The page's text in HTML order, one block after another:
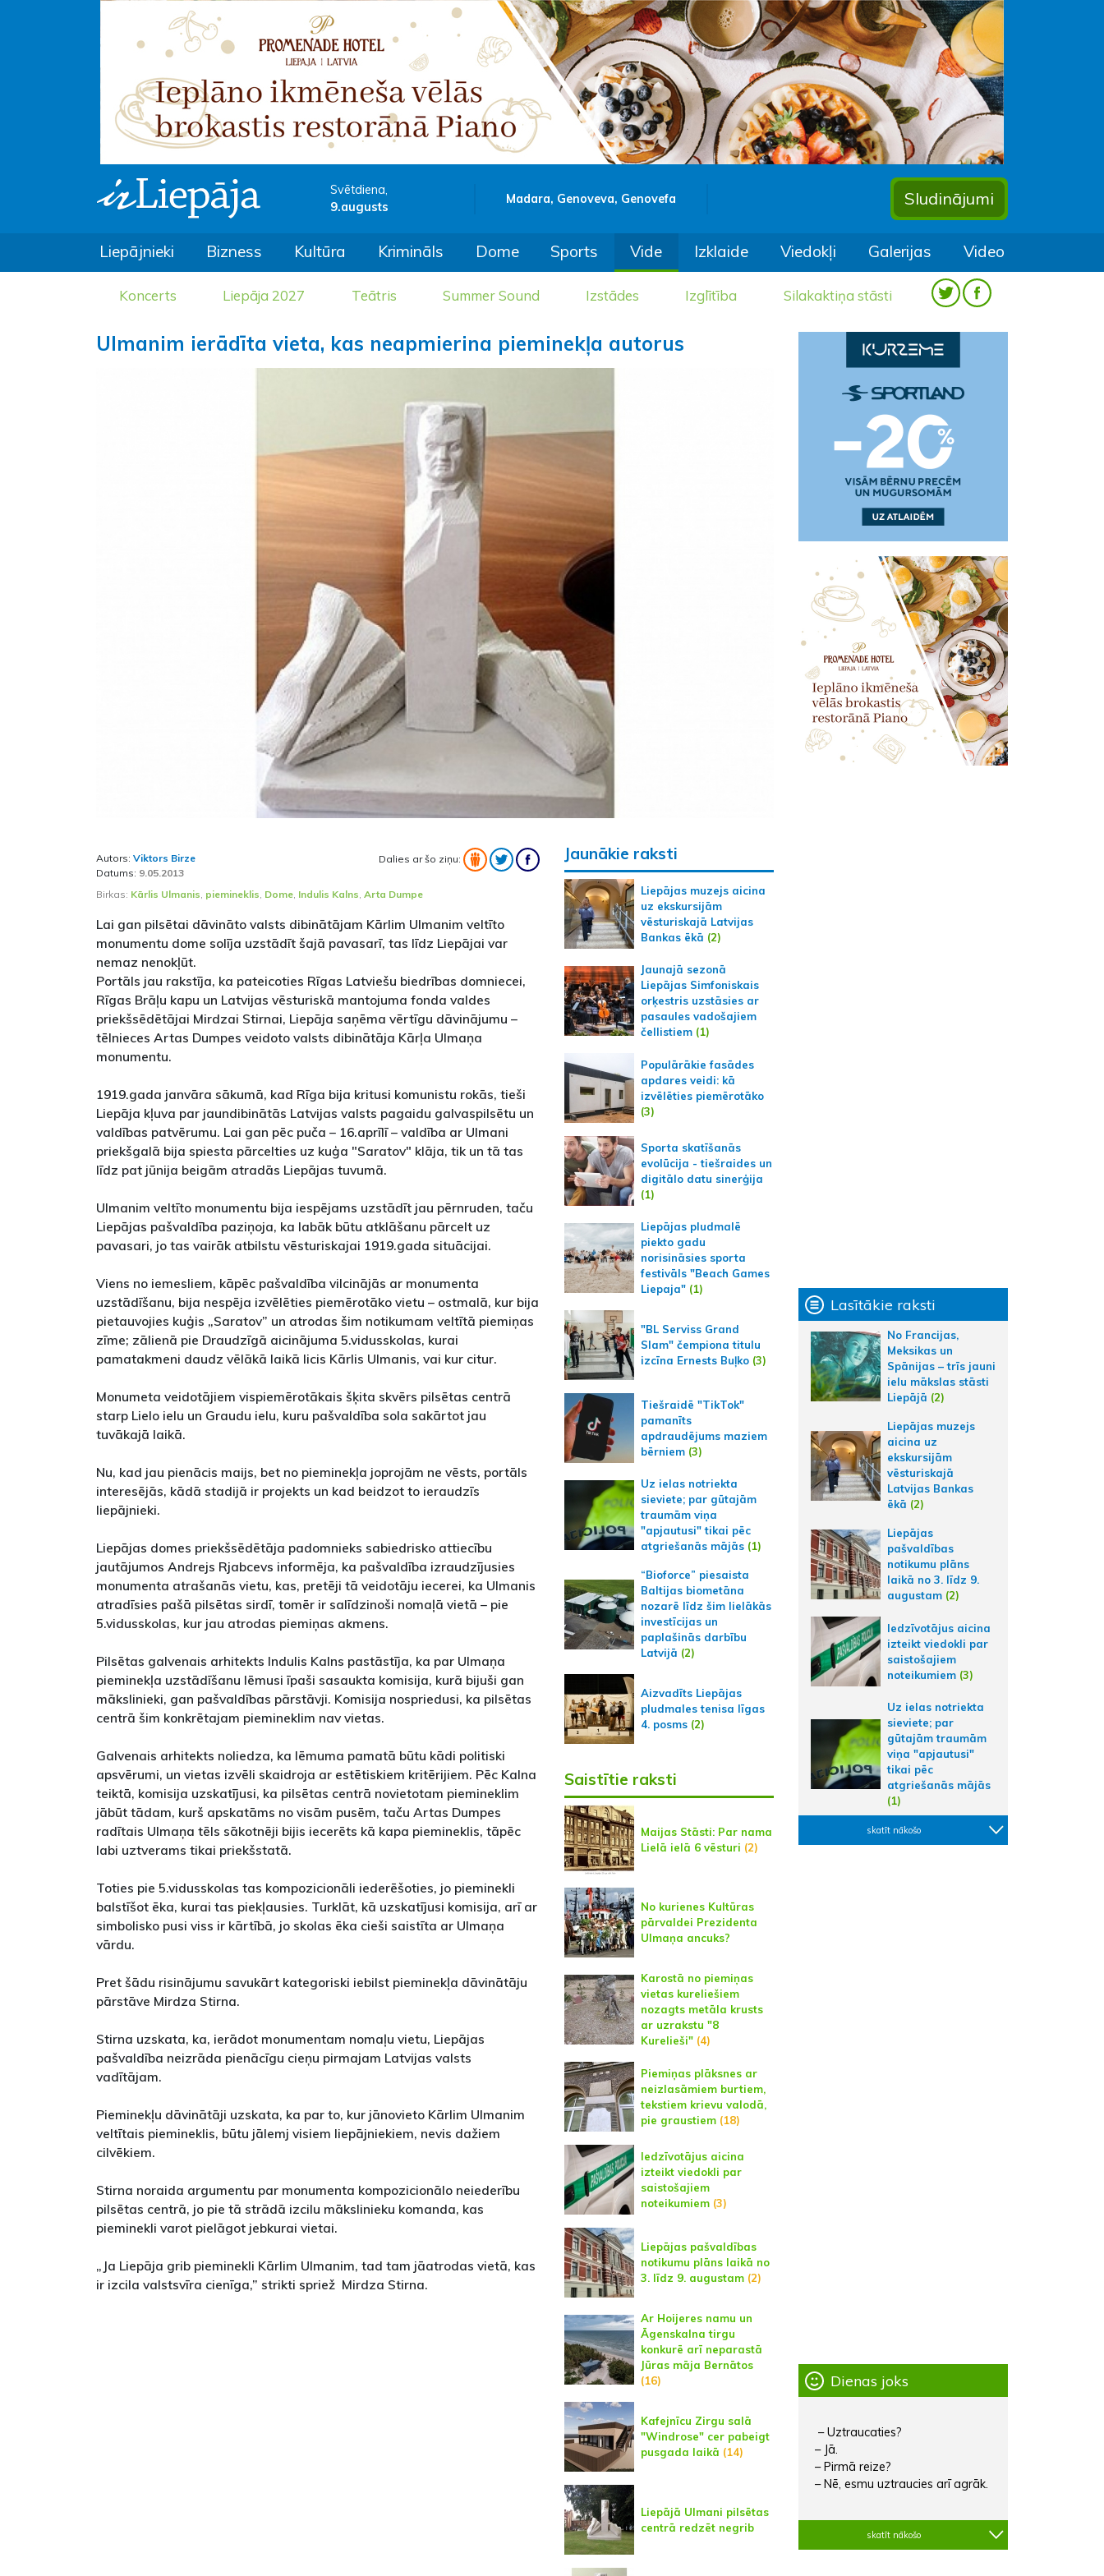
Svētdiena,
9.augusts
Madara, Genoveva, Genovefa Sludinājumi
Liepājnieki Bizness Kultūra Krimināls Dome Sports Vide Izklaide Viedokļi Galerijas Video
Koncerts Liepāja 2027 Teātris Summer Sound Izstādes Izglītība Silakaktiņa stāsti
Ulmanim ierādīta vieta, kas neapmierina pieminekļa autorus
Autors: Viktors Birze
Datums: 9.05.2013
Dalies ar šo ziņu:
Birkas: Kārlis Ulmanis, piemineklis, Dome, Indulis Kalns, Arta Dumpe
Lai gan pilsētai dāvināto valsts dibinātājam Kārlim Ulmanim veltīto
monumentu dome solīja uzstādīt šajā pavasarī, tas līdz Liepājai var
nemaz nenokļūt.
Portāls jau rakstīja, ka pateicoties Rīgas Latviešu biedrības domniecei,
Rīgas Brāļu kapu un Latvijas vēsturiskā mantojuma fonda valdes
priekšsēdētājai Mirdzai Stirnai, Liepāja saņēma vērtīgu dāvinājumu –
tēlnieces Artas Dumpes veidoto valsts dibinātāja Kārļa Ulmaņa
monumentu.
1919.gada janvāra sākumā, kad Rīga bija kritusi komunistu rokās, tieši
Liepāja kļuva par jaundibinātās Latvijas valsts pagaidu galvaspilsētu un
valdības patvērumu. Lai gan pēc puča – 16.aprīlī – valdība ar Ulmani
priekšgalā bija spiesta pārcelties uz kuģa "Saratov" klāja, tik un tā tas
līdz pat jūnija beigām atradās Liepājas tuvumā.
Ulmanim veltīto monumentu bija iespējams uzstādīt jau pērnruden, taču
Liepājas pašvaldība paziņoja, ka labāk būtu atklāšanu pārcelt uz
pavasari, jo tas vairāk atbilstu vēsturiskajai 1919.gada situācijai.
Viens no iemesliem, kāpēc pašvaldība vilcinājās ar monumenta
uzstādīšanu, bija nespēja izvēlēties piemērotāko vietu – ostmalā, kur bija
pietauvojies kuģis „Saratov” un atrodas šim notikumam veltītā piemiņas
zīme; zālienā pie Draudzīgā aicinājuma 5.vidusskolas, kurai
pamatakmeni daudz vēlākā laikā licis Kārlis Ulmanis, vai kur citur.
Monumeta veidotājiem vispiemērotākais šķita skvērs pilsētas centrā
starp Lielo ielu un Graudu ielu, kuru pašvaldība sola sakārtot jau
tuvākajā laikā.
Nu, kad jau pienācis maijs, bet no pieminekļa joprojām ne vēsts, portāls
interesējās, kādā stadijā ir projekts un kad beidzot to ieraudzīs
liepājnieki.
Liepājas domes priekšsēdētāja padomnieks sabiedrisko attiecību
jautājumos Andrejs Rjabcevs informēja, ka pašvaldība izraudzījusies
monumenta atrašanās vietu, kas, pretēji tā veidotāju iecerei, ka Ulmanis
atradīsies pašā pilsētas sirdī, tomēr ir salīdzinoši nomaļā vietā – pie
5.vidusskolas, kur jau atrodas piemiņas akmens.
Pilsētas galvenais arhitekts Indulis Kalns pastāstīja, ka par Ulmaņa
pieminekļa uzstādīšanu lēmusi īpaši sasaukta komisija, kurā bijuši gan
mākslinieki, gan pašvaldības pārstāvji. Komisija nospriedusi, ka pilsētas
centrā šim konkrētajam piemineklim nav vietas.
Galvenais arhitekts noliedza, ka lēmuma pamatā būtu kādi politiski
apsvērumi, un vietas izvēli skaidroja ar estētiskiem kritērijiem. Pēc Kalna
teiktā, komisija uzskatījusi, ka pilsētas centrā novietotam piemineklim
jābūt tādam, kurš apskatāms no visām pusēm, taču Artas Dumpes
radītais Ulmaņa tēls sākotnēji bijis iecerēts kā kapa piemineklis, tāpēc
labi uztverams tikai priekšstatā.
Toties pie 5.vidusskolas tas kompozicionāli iederēšoties, jo pieminekli
balstīšot ēka, kurai tas piekļausies. Turklāt, kā uzskatījusi komisija, arī ar
simbolisko pusi viss ir kārtībā, jo skolas ēka cieši saistīta ar Ulmaņa
vārdu.
Pret šādu risinājumu savukārt kategoriski iebilst pieminekļa dāvinātāju
pārstāve Mirdza Stirna.
Stirna uzskata, ka, ierādot monumentam nomaļu vietu, Liepājas
pašvaldība neizrāda pienācīgu cieņu pirmajam Latvijas valsts
vadītājam.
Pieminekļu dāvinātāji uzskata, ka par to, kur jānovieto Kārlim Ulmanim
veltītais piemineklis, būtu jālemj visiem liepājniekiem, nevis dažiem
cilvēkiem.
Stirna noraida argumentu par monumenta kompozicionālo neiederību
pilsētas centrā, jo pie tā strādā izcilu mākslinieku komanda, kas
pieminekli varot pielāgot jebkurai vietai.
„Ja Liepāja grib pieminekli Kārlim Ulmanim, tad tam jāatrodas vietā, kas
ir izcila valstsvīra cienīga,” strikti spriež Mirdza Stirna.
Jaunākie raksti
Liepājas muzejs aicina
uz ekskursijām
vēsturiskajā Latvijas
Bankas ēkā (2)
Jaunajā sezonā
Liepājas Simfoniskais
orķestris uzstāsies ar
pasaules vadošajiem
čellistiem(1)
Populārākie fasādes
apdares veidi: kā
izvēlēties piemērotāko
(3)
Sporta skatīšanās
evolūcija - tiešraides un
digitālo datu sinerģija
(1)
Liepājas pludmalē
piekto gadu
norisināsies sporta
festivāls "Beach Games
Liepaja"(1)
"BL Serviss Grand
Slam" čempiona titulu
izcīna Ernests Buļko(3)
Tiešraidē "TikTok"
pamanīts
apdraudējums maziem
bērniem(3)
Uz ielas notriekta
sieviete; par gūtajām
traumām viņa
"apjautusi" tikai pēc
atgriešanās mājās(1)
“Bioforce” piesaista
Baltijas biometāna
nozarē līdz šim lielākās
investīcijas un
paplašinās darbību
Latvijā (2)
Aizvadīts Liepājas
pludmales tenisa līgas
4. posms(2)
Saistītie raksti
Maijas Stāsti: Par nama
Lielā ielā 6 vēsturi (2)
No kurienes Kultūras
pārvaldei Prezidenta
Ulmaņa ancuks?
Karostā no piemiņas
vietas kureliešiem
nozagts metāla krusts
ar uzrakstu "8
Kurelieši"(4)
Piemiņas plāksnes ar
neizlasāmiem burtiem,
tekstiem krievu valodā,
pie graustiem(18)
Iedzīvotājus aicina
izteikt viedokli par
saistošajiem
noteikumiem (3)
Liepājas pašvaldības
notikumu plāns laikā no
3. līdz 9. augustam(2)
Ar Hoijeres namu un
Āgenskalna tirgu
konkurē arī neparastā
Jūras māja Bernātos
(16)
Kafejnīcu Zirgu salā
"Windrose" cer pabeigt
pusgada laikā (14)
Liepājā Ulmani pilsētas
centrā redzēt negrib
Lasītākie raksti
No Francijas,
Meksikas un
Spānijas – trīs jauni
ielu mākslas stāsti
Liepājā (2)
Liepājas muzejs
aicina uz
ekskursijām
vēsturiskajā
Latvijas Bankas
ēkā (2)
Liepājas
pašvaldības
notikumu plāns
laikā no 3. līdz 9.
augustam (2)
Iedzīvotājus aicina
izteikt viedokli par
saistošajiem
noteikumiem (3)
Uz ielas notriekta
sieviete; par
gūtajām traumām
viņa "apjautusi"
tikai pēc
atgriešanās mājās
(1)
skatīt nākošo
Dienas joks
– Uztraucaties?
– Jā.
– Pirmā reize?
– Nē, esmu uztraucies arī agrāk.
skatīt nākošo